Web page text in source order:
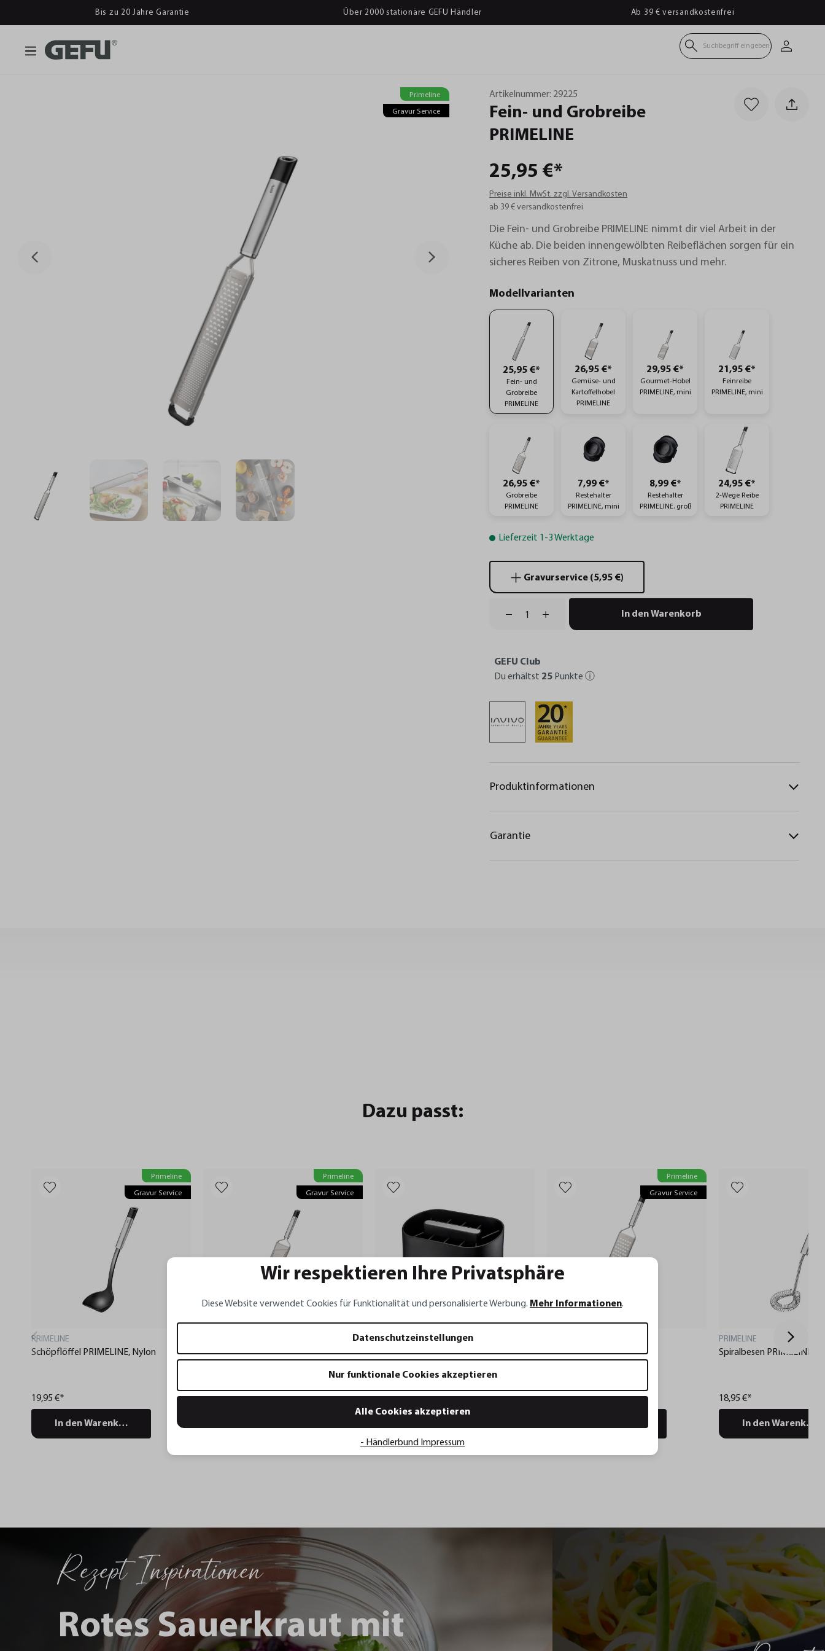
Bis zu 20 Jahre Garantie Über 2000 stationäre GEFU Händler Ab 39 € versandkostenfrei
Suchbegriff eingeben
Primeline
Gravur Service
Artikelnummer: 29225
Fein- und Grobreibe
PRIMELINE
25,95 €*
Preise inkl. MwSt. zzgl. Versandkosten
ab 39 € versandkostenfrei
Die Fein- und Grobreibe PRIMELINE nimmt dir viel Arbeit in der
Küche ab. Die beiden innengewölbten Reibeflächen sorgen für ein
sicheres Reiben von Zitrone, Muskatnuss und mehr.
Modellvarianten
25,95 €*
Fein- und
Grobreibe
PRIMELINE
26,95 €*
Gemüse- und
Kartoffelhobel
PRIMELINE
29,95 €*
Gourmet-Hobel
PRIMELINE, mini
21,95 €*
Feinreibe
PRIMELINE, mini
26,95 €*
Grobreibe
PRIMELINE
7,99 €*
Restehalter
PRIMELINE, mini
8,99 €*
Restehalter
PRIMELINE. groß
24,95 €*
2-Wege Reibe
PRIMELINE
Lieferzeit 1-3 Werktage
Gravurservice (5,95 €)
In den Warenkorb
GEFU Club
Du erhältst 25 Punkte ⓘ
Produktinformationen
Garantie
Dazu passt:
Primeline
Gravur Service
PRIMELINE
Schöpflöffel PRIMELINE, Nylon
19,95 €*
In den Warenkorb
Primeline
Gravur Service
Gourmet-Hobel PRIMELINE, mini
29,95 €*
SMARTLINE
Utensilienbehälter SMARTLINE
34,95 €*
Primeline
Gravur Service
Grobreibe PRIMELINE
26,95 €*
PRIMELINE
Spiralbesen PRIMELINE
18,95 €*
In den Warenkorb
Rezept Inspirationen
Rotes Sauerkraut mit
Wir respektieren Ihre Privatsphäre
Diese Website verwendet Cookies für Funktionalität und personalisierte Werbung. Mehr Informationen.
Datenschutzeinstellungen
Nur funktionale Cookies akzeptieren
Alle Cookies akzeptieren
- Händlerbund Impressum